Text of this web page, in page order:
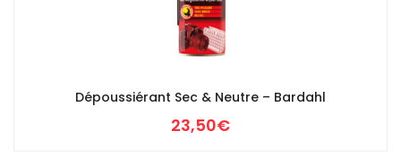
Dépoussiérant Sec & Neutre – Bardahl
23,50€